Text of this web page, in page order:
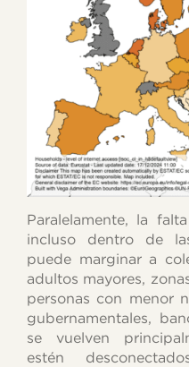
Paralelamente, la
incluso dentro de
puede marginar a
adultos mayores,
personas con menor
gubernamentales,
se vuelven
estén